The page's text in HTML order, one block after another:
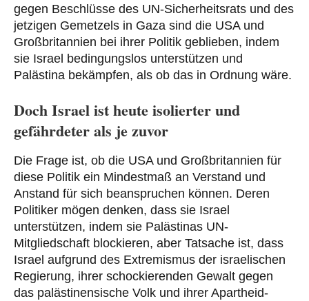
gegen Beschlüsse des UN-Sicherheitsrats und des
jetzigen Gemetzels in Gaza sind die USA und
Großbritannien bei ihrer Politik geblieben, indem
sie Israel bedingungslos unterstützen und
Palästina bekämpfen, als ob das in Ordnung wäre.
Doch Israel ist heute isolierter und
gefährdeter als je zuvor
Die Frage ist, ob die USA und Großbritannien für
diese Politik ein Mindestmaß an Verstand und
Anstand für sich beanspruchen können. Deren
Politiker mögen denken, dass sie Israel
unterstützen, indem sie Palästinas UN-
Mitgliedschaft blockieren, aber Tatsache ist, dass
Israel aufgrund des Extremismus der israelischen
Regierung, ihrer schockierenden Gewalt gegen
das palästinensische Volk und ihrer Apartheid-